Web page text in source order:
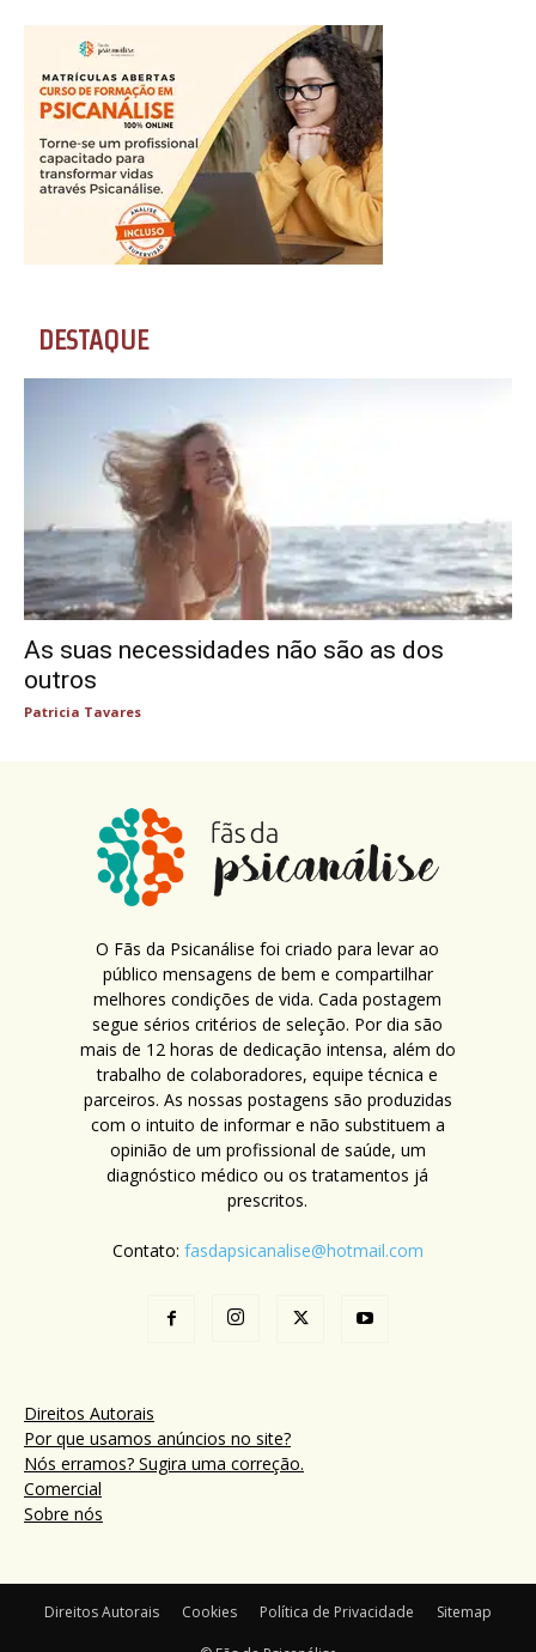
DESTAQUE
As suas necessidades não são as dos
outros
Patricia Tavares
O Fãs da Psicanálise foi criado para levar ao
público mensagens de bem e compartilhar
melhores condições de vida. Cada postagem
segue sérios critérios de seleção. Por dia são
mais de 12 horas de dedicação intensa, além do
trabalho de colaboradores, equipe técnica e
parceiros. As nossas postagens são produzidas
com o intuito de informar e não substituem a
opinião de um profissional de saúde, um
diagnóstico médico ou os tratamentos já
prescritos.
Contato: fasdapsicanalise@hotmail.com
Direitos Autorais
Por que usamos anúncios no site?
Nós erramos? Sugira uma correção.
Comercial
Sobre nós
Direitos Autorais Cookies Política de Privacidade Sitemap